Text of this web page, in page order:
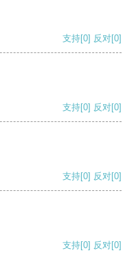
支持[0] 反对[0]
支持[0] 反对[0]
支持[0] 反对[0]
支持[0] 反对[0]